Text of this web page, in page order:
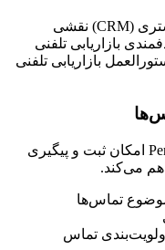
امروزه فناوری‌های مدیریت ارتباط با مشتری (CRM) نقشی
بازاریابی تلفنی
بازاریابی تلفنی
یک راهکار حرفه‌ای CRM مثل PersianCRM امکان ثبت و پیگیری
می‌کند.
تماس‌ها
تماس